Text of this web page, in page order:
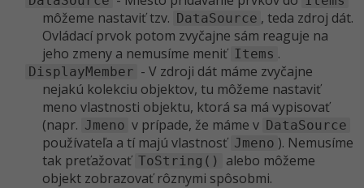
môžeme nastaviť tzv. DataSource , teda zdroj dát.
Ovládací prvok potom zvyčajne sám reaguje na
jeho zmeny a nemusíme meniť Items .
DisplayMember - V zdroji dát máme zvyčajne
nejakú kolekciu objektov, tu môžeme nastaviť
meno vlastnosti objektu, ktorá sa má vypisovať
(napr. Jmeno v prípade, že máme v DataSource
používateľa a tí majú vlastnosť Jmeno ). Nemusíme
tak preťažovať ToString()
alebo môžeme
objekt zobrazovať rôznymi spôsobmi.